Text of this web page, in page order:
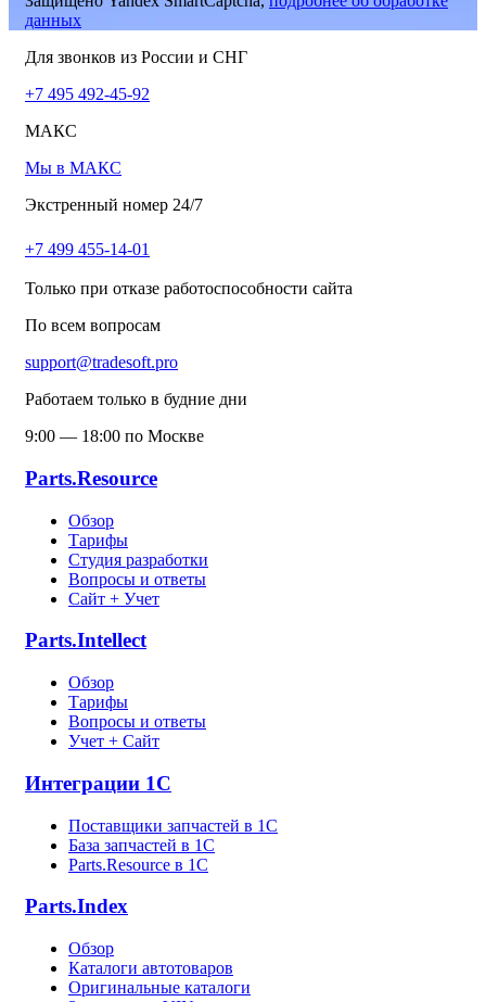
данных
Для звонков из России и СНГ
+7 495 492-45-92
МАКС
Мы в МАКС
Экстренный номер 24/7
+7 499 455-14-01
Только при отказе работоспособности сайта
По всем вопросам
support@tradesoft.pro
Работаем только в будние дни
9:00 — 18:00 по Москве
Parts.Resource
Обзор
Тарифы
Студия разработки
Вопросы и ответы
Сайт + Учет
Parts.Intellect
Обзор
Тарифы
Вопросы и ответы
Учет + Сайт
Интеграции 1С
Поставщики запчастей в 1C
База запчастей в 1С
Parts.Resource в 1C
Parts.Index
Обзор
Каталоги автотоваров
Оригинальные каталоги